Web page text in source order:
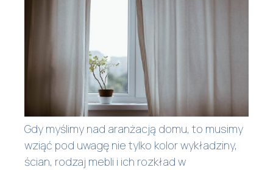
Gdy myślimy nad aranżacją domu, to musimy
wziąć pod uwagę nie tylko kolor wykładziny,
ścian, rodzaj mebli i ich rozkład w